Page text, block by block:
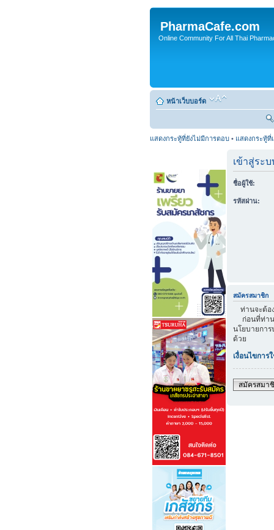
PharmaCafe.com
Online Community For All Thai
หน้าเว็บบอร์ด
แสดงกระทู้ที่ยังไม่มีการตอบ • แสดงกระทู้ที่
เข้าสู่ระบ
ชื่อผู้ใช้:
รหัสผ่าน:
สมัครสมาชิก
ท่านจะต้อ
ก่อนที่ท่าน
นโยบายกา
ด้วย
เงื่อนไขการ
สมัครสมา